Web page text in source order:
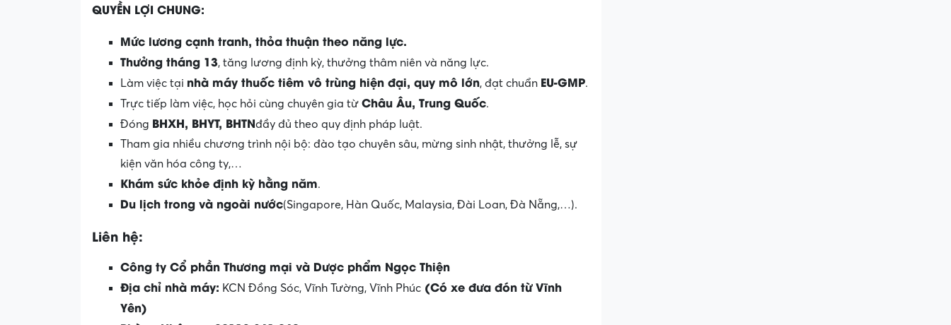
QUYỀN LỢI CHUNG:
Mức lương cạnh tranh, thỏa thuận theo năng lực.
Thưởng tháng 13, tăng lương định kỳ, thưởng thâm niên và năng lực.
Làm việc tại nhà máy thuốc tiêm vô trùng hiện đại, quy mô lớn, đạt chuẩn EU-GMP.
Trực tiếp làm việc, học hỏi cùng chuyên gia từ Châu Âu, Trung Quốc.
Đóng BHXH, BHYT, BHTNđầy đủ theo quy định pháp luật.
Tham gia nhiều chương trình nội bộ: đào tạo chuyên sâu, mừng sinh nhật, thưởng lễ, sự
kiện văn hóa công ty,…
Khám sức khỏe định kỳ hằng năm.
Du lịch trong và ngoài nước(Singapore, Hàn Quốc, Malaysia, Đài Loan, Đà Nẵng,…).
Liên hệ:
Công ty Cổ phần Thương mại và Dược phẩm Ngọc Thiện
Địa chỉ nhà máy: KCN Đồng Sóc, Vĩnh Tường, Vĩnh Phúc (Có xe đưa đón từ Vĩnh
Yên)